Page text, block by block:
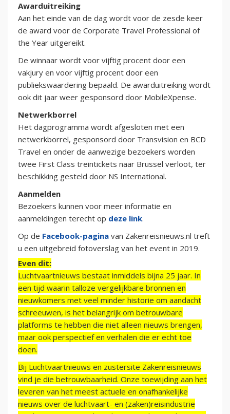
Awarduitreiking
Aan het einde van de dag wordt voor de zesde keer
de award voor de Corporate Travel Professional of
the Year uitgereikt.
De winnaar wordt voor vijftig procent door een
vakjury en voor vijftig procent door een
publiekswaardering bepaald. De awarduitreiking wordt
ook dit jaar weer gesponsord door MobileXpense.
Netwerkborrel
Het dagprogramma wordt afgesloten met een
netwerkborrel, gesponsord door Transvision en BCD
Travel en onder de aanwezige bezoekers worden
twee First Class treintickets naar Brussel verloot, ter
beschikking gesteld door NS International.
Aanmelden
Bezoekers kunnen voor meer informatie en
aanmeldingen terecht op deze link.
Op de Facebook-pagina van Zakenreisnieuws.nl treft
u een uitgebreid fotoverslag van het event in 2019.
Even dit:
Luchtvaartnieuws bestaat inmiddels bijna 25 jaar. In
een tijd waarin talloze vergelijkbare bronnen en
nieuwkomers met veel minder historie om aandacht
schreeuwen, is het belangrijk om betrouwbare
platforms te hebben die niet alleen nieuws brengen,
maar ook perspectief en verhalen die er echt toe
doen.
Bij Luchtvaartnieuws en zustersite Zakenreisnieuws
vind je die betrouwbaarheid. Onze toewijding aan het
leveren van het meest actuele en onafhankelijke
nieuws over de luchtvaart- en (zaken)reisindustrie